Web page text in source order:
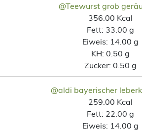
@Teewurst grob
356.00 Kcal
Fett: 33.00 g
Eiweis: 14.00 g
KH: 0.50 g
Zucker: 0.50 g
@aldi bayerischer
259.00 Kcal
Fett: 22.00 g
Eiweis: 14.00 g